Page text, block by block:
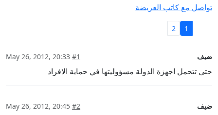
تواصل مع كاتب العريضة
1
2
ضيف #1
حتى تتحمل اجهزة الدولة مسؤوليتها في حماية الافراد
ضيف #2